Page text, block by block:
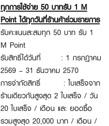
ทุกการใช้จ่าย 50 บาทรับ 1 M
Point ได้ทุกวันที่ร้านค้าร่วมรายการ
รับคะแนนสะสมทุก 50 บาท รับ 1
M Point
รับสิทธิ์ได้วันที่ : 1 กรกฎาคม
2569 – 31 ธันวาคม 2570
การจำกัดสิทธิ์ : ใบเสร็จจาก
ร้านเดียวกันสูงสุด 2 ใบเสร็จ / วัน
20 ใบเสร็จ / เดือน และ ยอดซื้อ
รวมสูงสุด 20,000 บาท / เดือน /